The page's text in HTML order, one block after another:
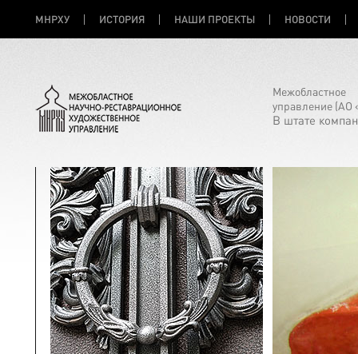
МНРХУ ИСТОРИЯ НАШИ ПРОЕКТЫ НОВОСТИ
Межобластное
управление (АО
В штате